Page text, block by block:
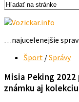
…najucelenejšie
Šport /Správy
Misia Peking
známku aj